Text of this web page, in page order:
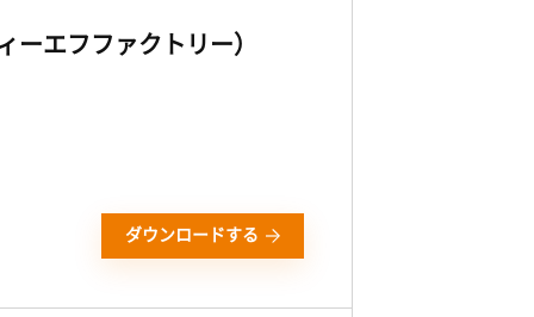
ーエフファクトリー）
ダウンロードする